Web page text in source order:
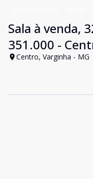
Sala à venda,
351.000 -
Centro, Varginha - MG